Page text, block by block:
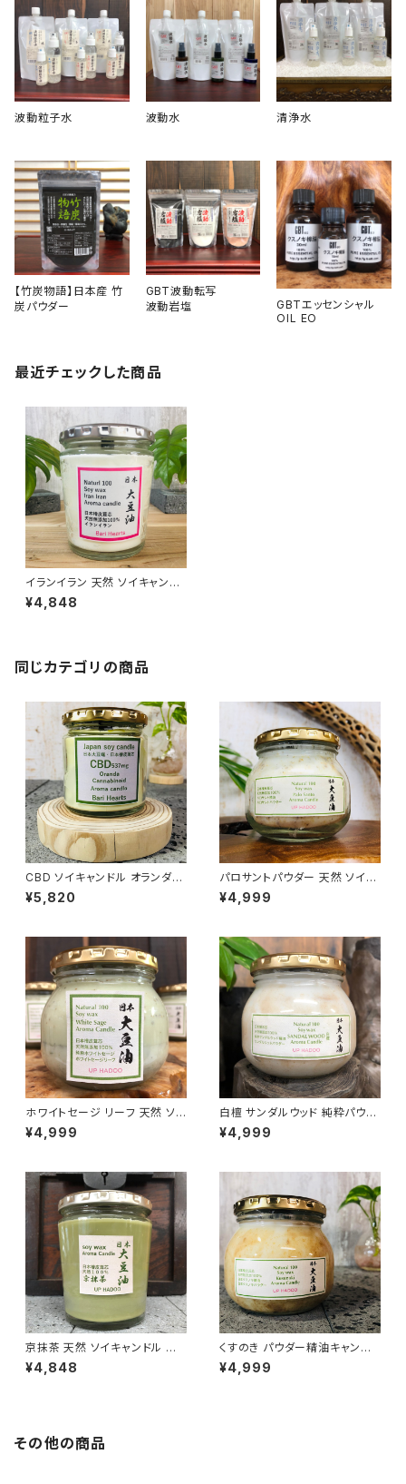
波動粒子水 波動水 清浄水
【竹炭物語】日本産 竹
炭パウダー
GBT波動転写
波動岩塩
GBTエッセンシャル
OIL EO
最近チェックした商品
イランイラン 天然 ソイキャンド
ル アロマキャンドル
¥4,848
同じカテゴリの商品
CBD ソイキャンドル オランダ製
カンナビジオール ヘンプシード
オイル
¥5,820
パロサントパウダー 天然 ソイキ
ャンドル アロマキャンドル
¥4,999
ホワイトセージ リーフ 天然 ソイ
キャンドル アロマキャンドル
¥4,999
白檀 サンダルウッド 純粋パウダ
ー精油配合 ソイ アロマキャンド
ル
¥4,999
京抹茶 天然 ソイキャンドル ア
ロマキャンドル
¥4,848
くすのき パウダー精油キャンド
ル
¥4,999
その他の商品